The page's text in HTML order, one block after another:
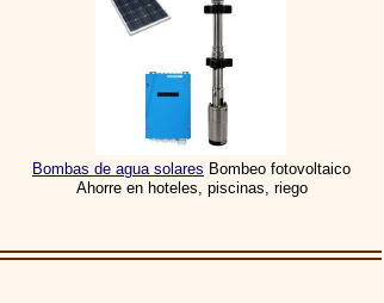
Bombas de agua solares Bombeo fotovoltaico
Ahorre en hoteles, piscinas, riego